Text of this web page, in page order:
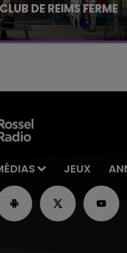
DE REIMS FERME
du centre-ville
JEUX